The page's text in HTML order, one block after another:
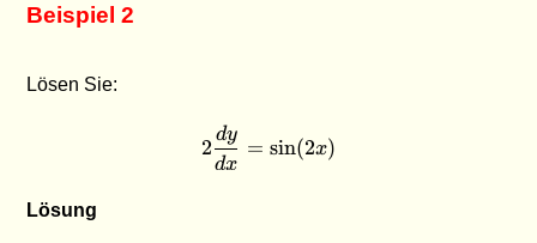
Beispiel 2
Lösen Sie:
2\frac{dy}{dx} = \sin(2x)
2
dx
dy = sin(2x)
Lösung